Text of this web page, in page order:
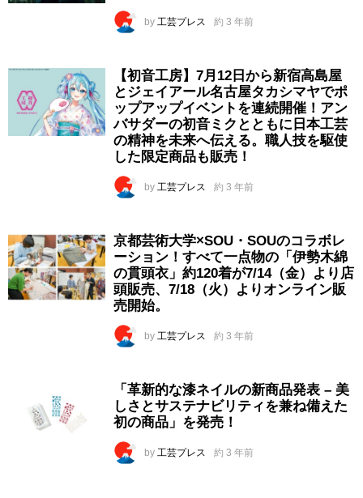
by 工芸プレス 約 3 年前
【初音工房】7月12日から新宿高島屋
とジェイアール名古屋タカシマヤでポ
ップアップイベントを連続開催！アン
バサダーの初音ミクとともに日本工芸
の精神を未来へ伝える。職人技を駆使
した限定商品も販売！
by 工芸プレス 約 3 年前
京都芸術大学×SOU・SOUのコラボレ
ーション！すべて一点物の「伊勢木綿
の貫頭衣」約120着が7/14（金）より店
頭販売、7/18（火）よりオンライン販
売開始。
by 工芸プレス 約 3 年前
「革新的な漆ネイルの新商品発表 – 美
しさとサステナビリティを兼ね備えた
初の商品」を発売！
by 工芸プレス 約 3 年前